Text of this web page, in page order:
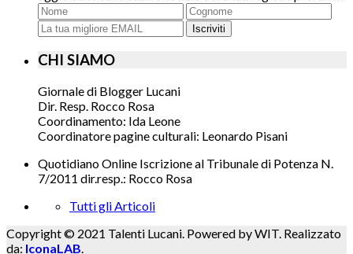
Iscriviti
CHI SIAMO
Giornale di Blogger Lucani
Dir. Resp. Rocco Rosa
Coordinamento: Ida Leone
Coordinatore pagine culturali: Leonardo Pisani
Quotidiano Online Iscrizione al Tribunale di Potenza N.
7/2011 dir.resp.: Rocco Rosa
Tutti gli Articoli
Copyright © 2021 Talenti Lucani. Powered by WIT. Realizzato
da: IconaLAB.